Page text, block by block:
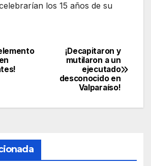
los 15 años de su
¡Decapitaron y
mutilaron a un
ejecutado
desconocido en
Valparaíso!